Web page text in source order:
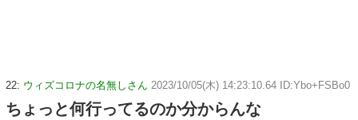
22: ウィズコロナの名無しさん 2023/10/05(木) 14:23:10.64 ID:Ybo+FSBo0
ちょっと何行ってるのか分からんな